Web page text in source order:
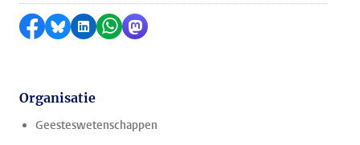
Delen op Facebook
Delen via Bluesky
Delen op LinkedIn
Delen via WhatsApp
Delen via Mastodon
Organisatie
Geesteswetenschappen